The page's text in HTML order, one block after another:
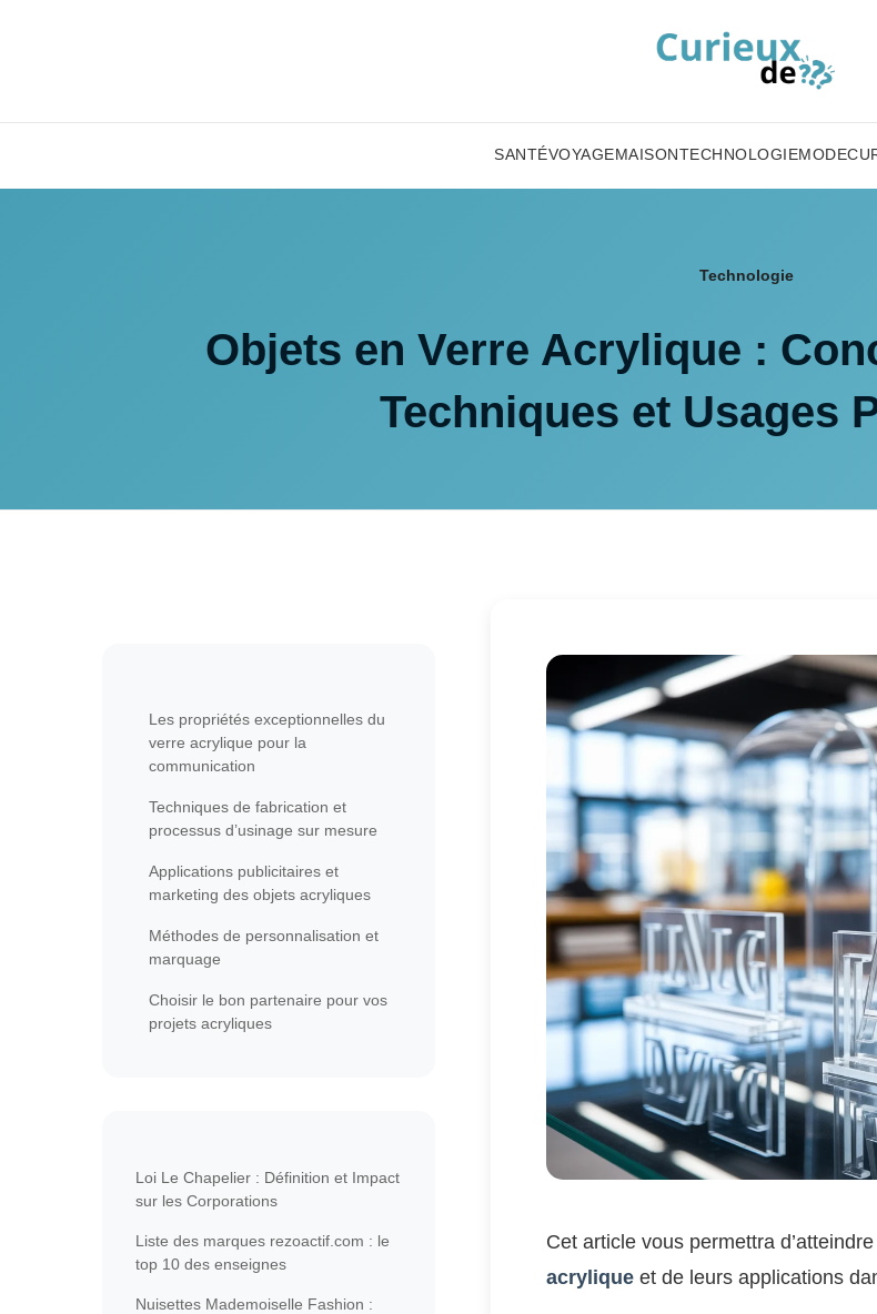
SANTÉVOYAGEMAISONTECHNOLOGIEMODE
Technologie
Objets en Verre Acrylique :
Techniques et Usages
Les propriétés exceptionnelles du
verre acrylique pour la
communication
Techniques de fabrication et
processus d’usinage sur mesure
Applications publicitaires et
marketing des objets acryliques
Méthodes de personnalisation et
marquage
Choisir le bon partenaire pour vos
projets acryliques
Loi Le Chapelier : Définition et Impact
sur les Corporations
Liste des marques rezoactif.com : le
top 10 des enseignes
Nuisettes Mademoiselle Fashion :
Cet article vous permettra
acrylique et de leurs applications